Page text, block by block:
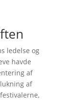
ledelse og
havde
af
af